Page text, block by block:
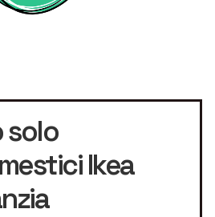
solo
Ikea